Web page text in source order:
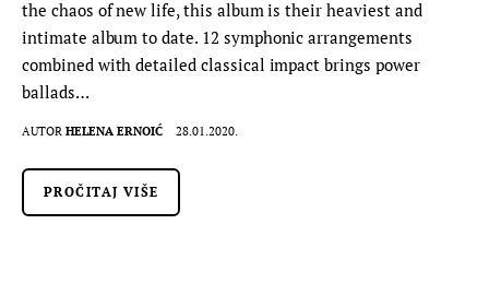
the chaos of new life, this album is their heaviest and
intimate album to date. 12 symphonic arrangements
combined with detailed classical impact brings power
ballads…
AUTOR HELENA ERNOIĆ 28.01.2020.
PROČITAJ VIŠE